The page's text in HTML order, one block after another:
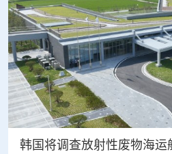
韩国将调查放射性废物海运